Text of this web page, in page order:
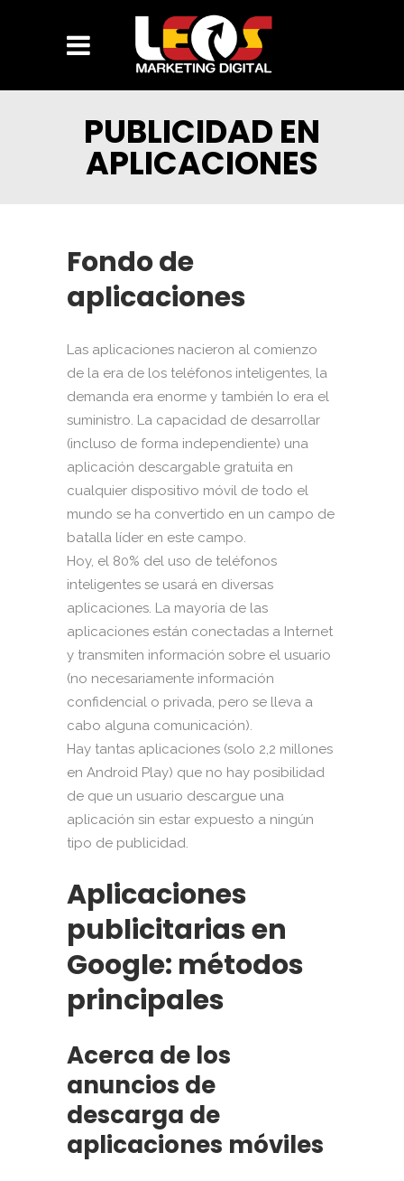
PUBLICIDAD EN
APLICACIONES
Fondo de
aplicaciones
Las aplicaciones nacieron al comienzo
de la era de los teléfonos inteligentes, la
demanda era enorme y también lo era el
suministro. La capacidad de desarrollar
(incluso de forma independiente) una
aplicación descargable gratuita en
cualquier dispositivo móvil de todo el
mundo se ha convertido en un campo de
batalla líder en este campo.
Hoy, el 80% del uso de teléfonos
inteligentes se usará en diversas
aplicaciones. La mayoría de las
aplicaciones están conectadas a Internet
y transmiten información sobre el usuario
(no necesariamente información
confidencial o privada, pero se lleva a
cabo alguna comunicación).
Hay tantas aplicaciones (solo 2,2 millones
en Android Play) que no hay posibilidad
de que un usuario descargue una
aplicación sin estar expuesto a ningún
tipo de publicidad.
Aplicaciones
publicitarias en
Google: métodos
principales
Acerca de los
anuncios de
descarga de
aplicaciones móviles